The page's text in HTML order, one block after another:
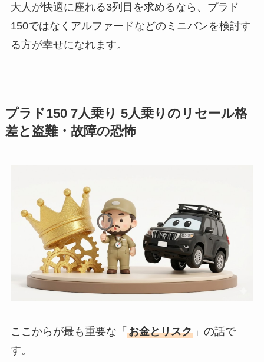
大人が快適に座れる3列目を求めるなら、プラド
150ではなくアルファードなどのミニバンを検討す
る方が幸せになれます。
プラド150 7人乗り 5人乗りのリセール格
差と盗難・故障の恐怖
ここからが最も重要な「 お金とリスク」の話で
す。